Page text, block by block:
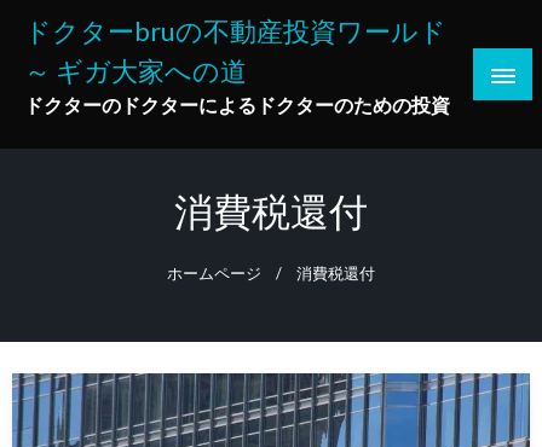
ドクターbruの不動産投資ワールド
～ ギガ大家への道
ドクターのドクターによるドクターのための投資
消費税還付
ホームページ 消費税還付